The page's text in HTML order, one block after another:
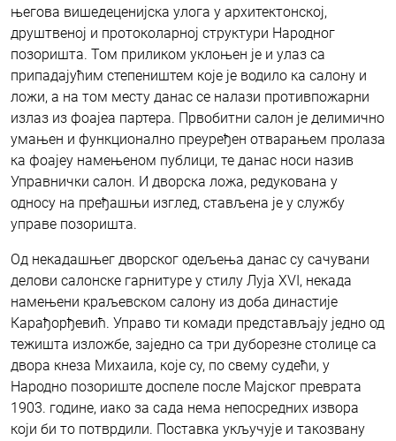
његова вишедеценијска улога у архитектонској,
друштвеној и протоколарној структури Народног
позоришта. Том приликом уклоњен је и улаз са
припадајућим степеништем које је водило ка салону и
ложи, а на том месту данас се налази противпожарни
излаз из фоајеа партера. Првобитни салон је делимично
умањен и функционално преуређен отварањем пролаза
ка фоајеу намењеном публици, те данас носи назив
Управнички салон. И дворска ложа, редукована у
односу на пређашњи изглед, стављена је у службу
управе позоришта.
Од некадашњег дворског одељења данас су сачувани
делови салонске гарнитуре у стилу Луја XVI, некада
намењени краљевском салону из доба династије
Карађорђевић. Управо ти комади представљају једно од
тежишта изложбе, заједно са три дуборезне столице са
двора кнеза Михаила, које су, по свему судећи, у
Народно позориште доспеле после Мајског преврата
1903. године, иако за сада нема непосредних извора
који би то потврдили. Поставка укључује и такозвану